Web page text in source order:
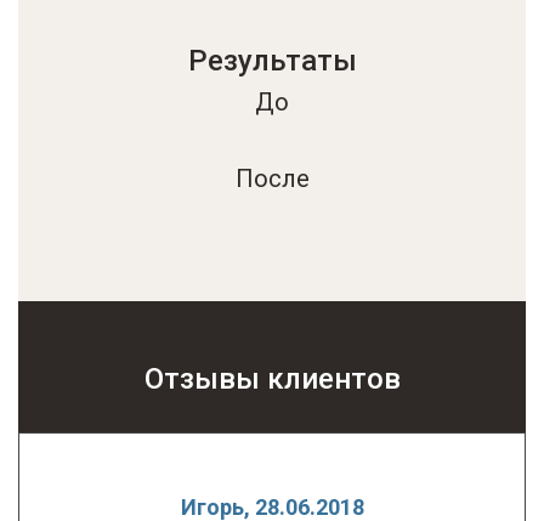
Результаты
До
После
Отзывы клиентов
Игорь, 28.06.2018